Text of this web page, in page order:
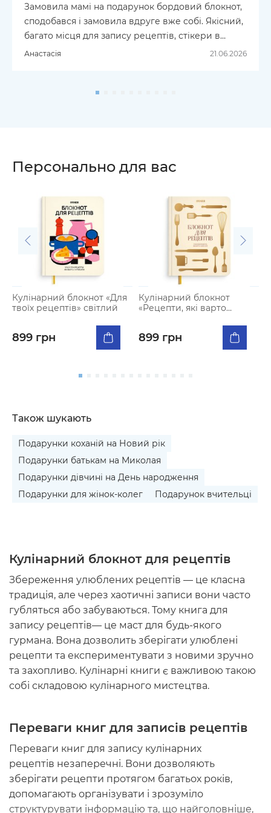
Замовила мамі на подарунок бордовий блокнот,
сподобався і замовила вдруге вже собі. Якісний,
багато місця для запису рецептів, стікери в
комплекті, класно на подарунок. Замовляю не
Анастасія 21.06.2026
Персонально для вас
Кулінарний блокнот «Для
твоїх рецептів» світлий
899 грн
Кулінарний блокнот
«Рецепти, які варто
899 грн
Також шукають
Подарунки коханій на Новий рік
Подарунки батькам на Миколая
Подарунки дівчині на День народження
Подарунки для жінок-колег
Подарунок вчительці
Кулінарний блокнот для рецептів
Збереження улюблених рецептів — це класна
традиція, але через хаотичні записи вони часто
губляться або забуваються. Тому книга для
запису рецептів— це маст для будь-якого
гурмана. Вона дозволить зберігати улюблені
рецепти та експериментувати з новими зручно
та захопливо. Кулінарні книги є важливою такою
собі складовою кулінарного мистецтва.
Переваги книг для записів рецептів
Переваги книг для запису кулінарних
рецептів незаперечні. Вони дозволяють
зберігати рецепти протягом багатьох років,
допомагають організувати і зрозуміло
структурувати інформацію та, що найголовніше,